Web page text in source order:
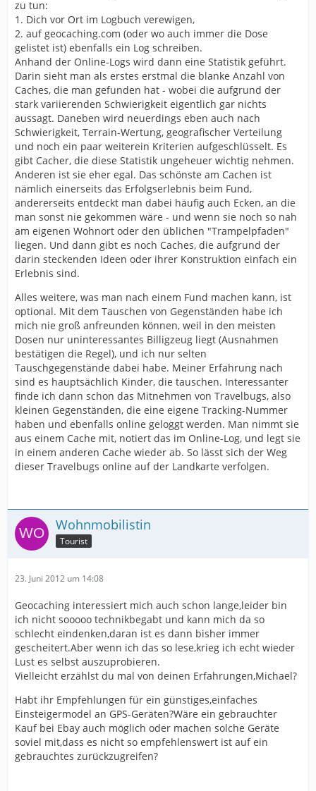
zu tun:
1. Dich vor Ort im Logbuch verewigen,
2. auf geocaching.com (oder wo auch immer die Dose
gelistet ist) ebenfalls ein Log schreiben.
Anhand der Online-Logs wird dann eine Statistik geführt.
Darin sieht man als erstes erstmal die blanke Anzahl von
Caches, die man gefunden hat - wobei die aufgrund der
stark variierenden Schwierigkeit eigentlich gar nichts
aussagt. Daneben wird neuerdings eben auch nach
Schwierigkeit, Terrain-Wertung, geografischer Verteilung
und noch ein paar weiterein Kriterien aufgeschlüsselt. Es
gibt Cacher, die diese Statistik ungeheuer wichtig nehmen.
Anderen ist sie eher egal. Das schönste am Cachen ist
nämlich einerseits das Erfolgserlebnis beim Fund,
andererseits entdeckt man dabei häufig auch Ecken, an die
man sonst nie gekommen wäre - und wenn sie noch so nah
am eigenen Wohnort oder den üblichen "Trampelpfaden"
liegen. Und dann gibt es noch Caches, die aufgrund der
darin steckenden Ideen oder ihrer Konstruktion einfach ein
Erlebnis sind.
Alles weitere, was man nach einem Fund machen kann, ist
optional. Mit dem Tauschen von Gegenständen habe ich
mich nie groß anfreunden können, weil in den meisten
Dosen nur uninteressantes Billigzeug liegt (Ausnahmen
bestätigen die Regel), und ich nur selten
Tauschgegenstände dabei habe. Meiner Erfahrung nach
sind es hauptsächlich Kinder, die tauschen. Interessanter
finde ich dann schon das Mitnehmen von Travelbugs, also
kleinen Gegenständen, die eine eigene Tracking-Nummer
haben und ebenfalls online geloggt werden. Man nimmt sie
aus einem Cache mit, notiert das im Online-Log, und legt sie
in einem anderen Cache wieder ab. So lässt sich der Weg
dieser Travelbugs online auf der Landkarte verfolgen.
Wohnmobilistin
Tourist
23. Juni 2012 um 14:08
Geocaching interessiert mich auch schon lange,leider bin
ich nicht sooooo technikbegabt und kann mich da so
schlecht eindenken,daran ist es dann bisher immer
gescheitert.Aber wenn ich das so lese,krieg ich echt wieder
Lust es selbst auszuprobieren.
Vielleicht erzählst du mal von deinen Erfahrungen,Michael?
Habt ihr Empfehlungen für ein günstiges,einfaches
Einsteigermodel an GPS-Geräten?Wäre ein gebrauchter
Kauf bei Ebay auch möglich oder machen solche Geräte
soviel mit,dass es nicht so empfehlenswert ist auf ein
gebrauchtes zurückzugreifen?